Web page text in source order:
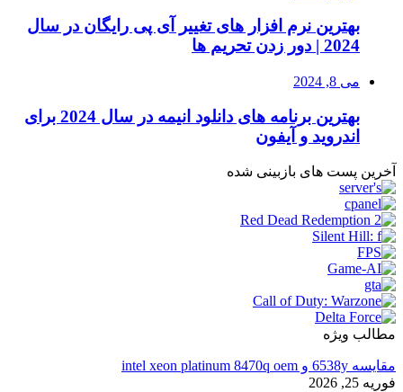
بهترین نرم افزار های تغییر آی پی رایگان در سال
2024 | دور زدن تحریم ها
می 8, 2024
بهترین برنامه های دانلود انیمه در سال 2024 برای
اندروید و آیفون
آخرین پست های بازبینی شده
مطالب ویژه
مقایسه 6538y و intel xeon platinum 8470q oem
فوریه 25, 2026